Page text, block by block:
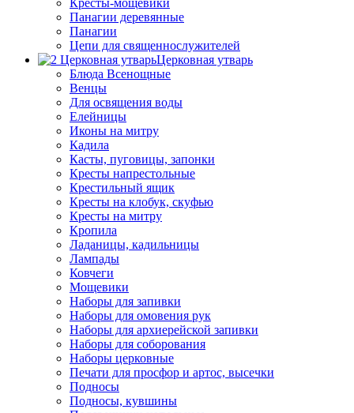
Кресты-мощевики
Панагии деревянные
Панагии
Цепи для священнослужителей
Церковная утварь
Блюда Всенощные
Венцы
Для освящения воды
Елейницы
Иконы на митру
Кадила
Касты, пуговицы, запонки
Кресты напрестольные
Крестильный ящик
Кресты на клобук, скуфью
Кресты на митру
Кропила
Ладаницы, кадильницы
Лампады
Ковчеги
Мощевики
Наборы для запивки
Наборы для омовения рук
Наборы для архиерейской запивки
Наборы для соборования
Наборы церковные
Печати для просфор и артос, высечки
Подносы
Подносы, кувшины